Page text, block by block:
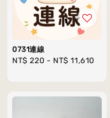
0731連線
Regular
NT$ 220 - NT$ 11,610